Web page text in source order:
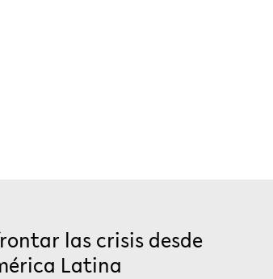
las crisis desde
Latina